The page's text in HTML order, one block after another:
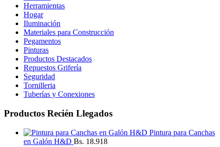
Herramientas
Hogar
Iluminación
Materiales para Construcción
Pegamentos
Pinturas
Productos Destacados
Repuestos Grifería
Seguridad
Tornilleria
Tuberías y Conexiones
Productos Recién Llegados
Pintura para Canchas
en Galón H&D Bs. 18.918